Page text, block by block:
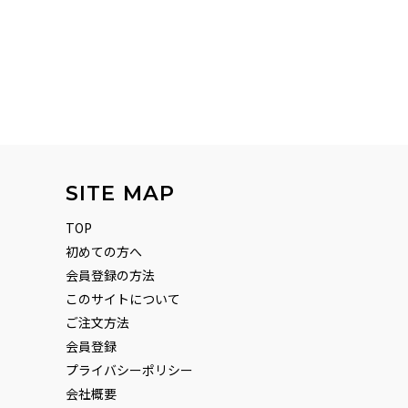
SITE MAP
TOP
初めての方へ
会員登録の方法
このサイトについて
ご注文方法
会員登録
プライバシーポリシー
会社概要